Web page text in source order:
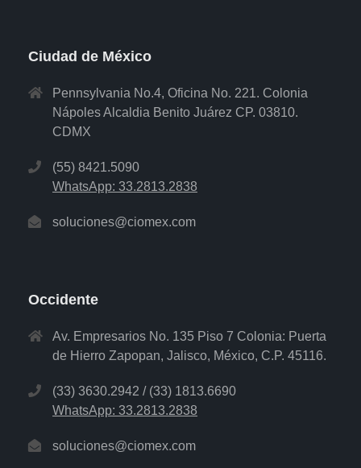
Ciudad de México
Pennsylvania No.4, Oficina No. 221. Colonia
Nápoles Alcaldia Benito Juárez CP. 03810.
CDMX
(55) 8421.5090
WhatsApp: 33.2813.2838
soluciones@ciomex.com
Occidente
Av. Empresarios No. 135 Piso 7 Colonia: Puerta
de Hierro Zapopan, Jalisco, México, C.P. 45116.
(33) 3630.2942 / (33) 1813.6690
WhatsApp: 33.2813.2838
soluciones@ciomex.com